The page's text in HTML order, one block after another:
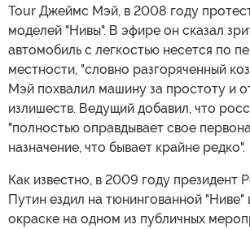
Tour Джеймс Мэй, в 2008 году
моделей "Нивы". В эфире он сказал
автомобиль с легкостью несется по
местности, "словно разгоряченный
Мэй похвалил машину за простоту и
излишеств. Ведущий добавил, что
"полностью оправдывает свое
назначение, что бывает крайне редко".
Как известно, в 2009 году президент
Путин ездил на тюнингованной
окраске на одном из публичных